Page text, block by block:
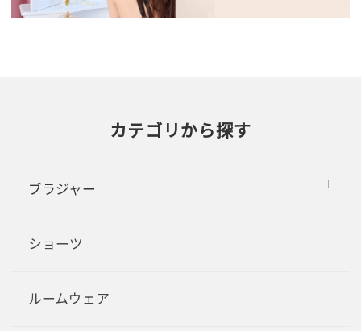
カテゴリから探す
ブラジャー
ショーツ
ルームウェア